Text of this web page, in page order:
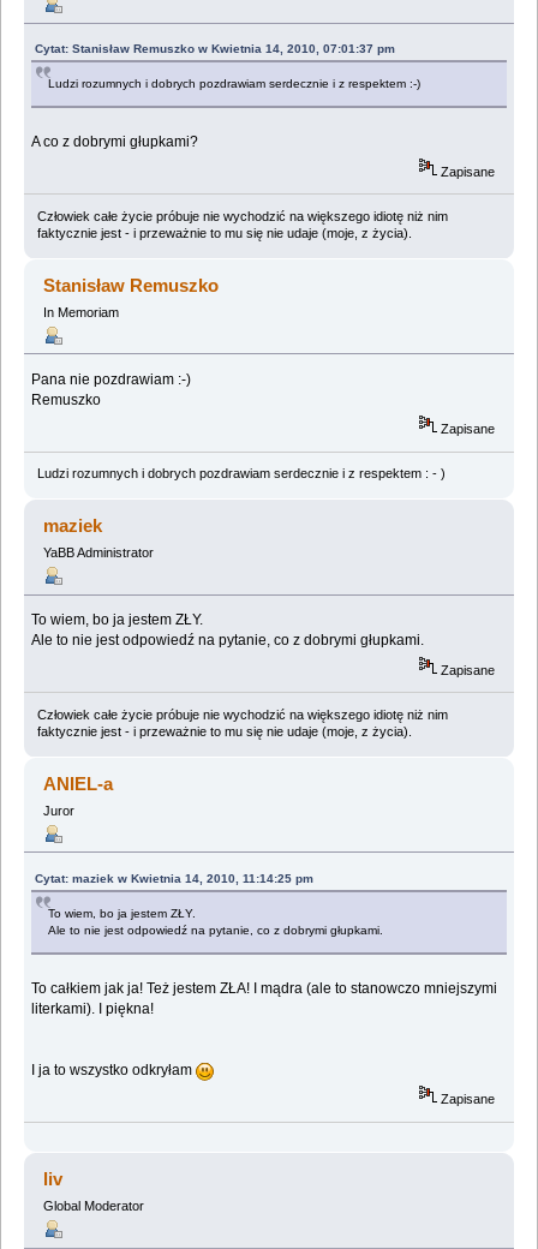
Cytat: Stanisław Remuszko w Kwietnia 14, 2010, 07:01:37 pm
Ludzi rozumnych i dobrych pozdrawiam serdecznie i z respektem :-)
A co z dobrymi głupkami?
Zapisane
Człowiek całe życie próbuje nie wychodzić na większego idiotę niż nim
faktycznie jest - i przeważnie to mu się nie udaje (moje, z życia).
Stanisław Remuszko
In Memoriam
Pana nie pozdrawiam :-)
Remuszko
Zapisane
Ludzi rozumnych i dobrych pozdrawiam serdecznie i z respektem : - )
maziek
YaBB Administrator
To wiem, bo ja jestem ZŁY.
Ale to nie jest odpowiedź na pytanie, co z dobrymi głupkami.
Zapisane
Człowiek całe życie próbuje nie wychodzić na większego idiotę niż nim
faktycznie jest - i przeważnie to mu się nie udaje (moje, z życia).
ANIEL-a
Juror
Cytat: maziek w Kwietnia 14, 2010, 11:14:25 pm
To wiem, bo ja jestem ZŁY.
Ale to nie jest odpowiedź na pytanie, co z dobrymi głupkami.
To całkiem jak ja! Też jestem ZŁA! I mądra (ale to stanowczo mniejszymi
literkami). I piękna!
I ja to wszystko odkryłam
Zapisane
liv
Global Moderator